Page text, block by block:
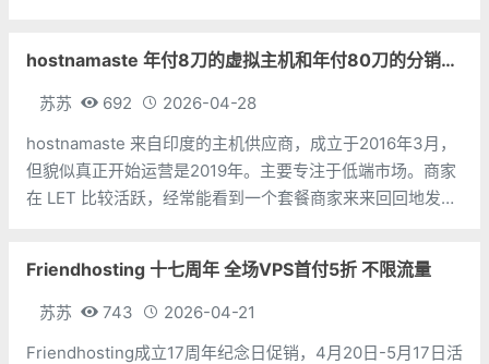
hostnamaste 年付8刀的虚拟主机和年付80刀的分销主机
苏苏 692
2026-04-28
hostnamaste 来自印度的主机供应商，成立于2016年3月，
但貌似真正开始运营是2019年。主要专注于低端市场。商家
在 LET 比较活跃，经常能看到一个套餐商家来来回回地发
美元，而20
Friendhosting 十七周年 全场VPS首付5折 不限流量
苏苏 743
2026-04-21
Friendhosting成立17周年纪念日促销，4月20日-5月17日活